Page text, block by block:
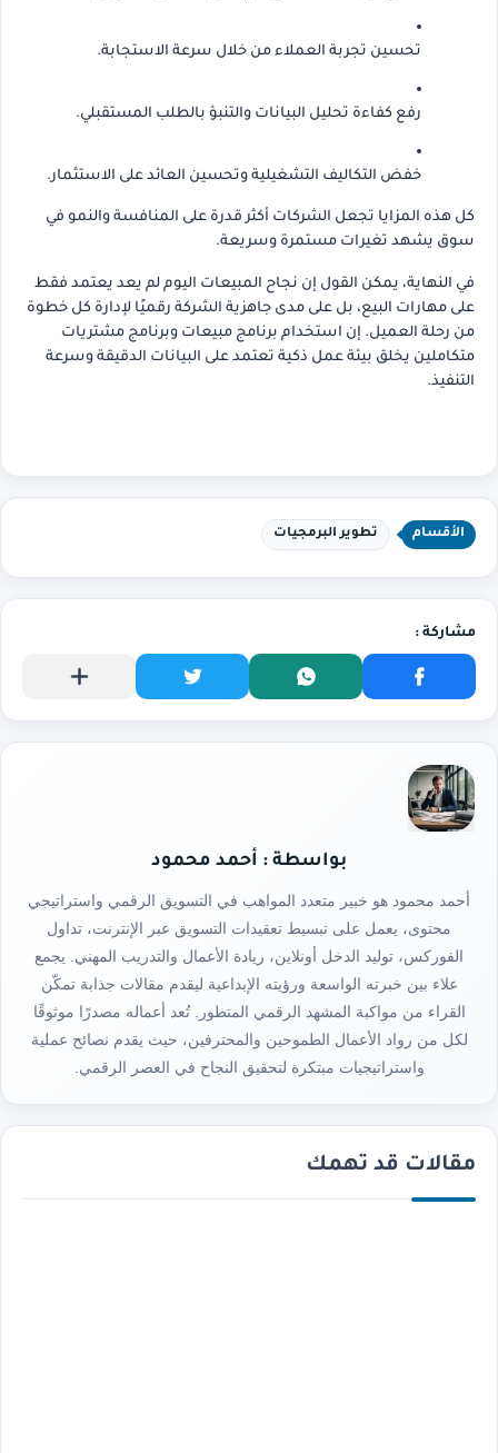
تحسين تجربة العملاء من خلال سرعة الاستجابة.
رفع كفاءة تحليل البيانات والتنبؤ بالطلب المستقبلي.
خفض التكاليف التشغيلية وتحسين العائد على الاستثمار.
كل هذه المزايا تجعل الشركات أكثر قدرة على المنافسة والنمو في
سوق يشهد تغيرات مستمرة وسريعة.
في النهاية، يمكن القول إن نجاح المبيعات اليوم لم يعد يعتمد فقط
على مهارات البيع، بل على مدى جاهزية الشركة رقميًا لإدارة كل خطوة
من رحلة العميل. إن استخدام برنامج مبيعات وبرنامج مشتريات
متكاملين يخلق بيئة عمل ذكية تعتمد على البيانات الدقيقة وسرعة
التنفيذ.
الأقسام تطوير البرمجيات
بواسطة : أحمد محمود
أحمد محمود هو خبير متعدد المواهب في التسويق الرقمي واستراتيجي
محتوى، يعمل على تبسيط تعقيدات التسويق عبر الإنترنت، تداول
الفوركس، توليد الدخل أونلاين، ريادة الأعمال والتدريب المهني. يجمع
علاء بين خبرته الواسعة ورؤيته الإبداعية ليقدم مقالات جذابة تمكّن
القراء من مواكبة المشهد الرقمي المتطور. تُعد أعماله مصدرًا موثوقًا
لكل من رواد الأعمال الطموحين والمحترفين، حيث يقدم نصائح عملية
واستراتيجيات مبتكرة لتحقيق النجاح في العصر الرقمي.
مقالات قد تهمك